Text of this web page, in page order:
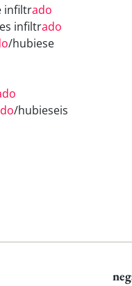
infiltrado
infiltrado
/hubiese
/hubieseis